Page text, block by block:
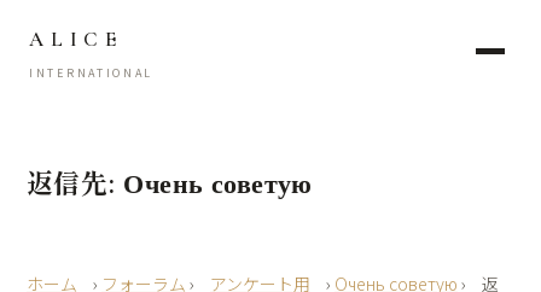
ALICE
INTERNATIONAL
返信先: Очень советую
› フォーラム › アンケート用 › Очень советую ›
返